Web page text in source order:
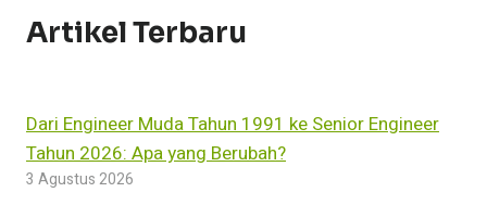
Artikel Terbaru
Dari Engineer Muda Tahun 1991 ke Senior Engineer
Tahun 2026: Apa yang Berubah?
3 Agustus 2026